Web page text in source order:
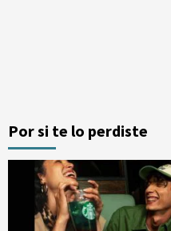
Por si te lo perdiste